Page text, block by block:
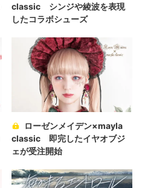
classic シンジや綾波を表現
したコラボシューズ
ローゼンメイデン×mayla
classic 即完したイヤオブジ
ェが受注開始